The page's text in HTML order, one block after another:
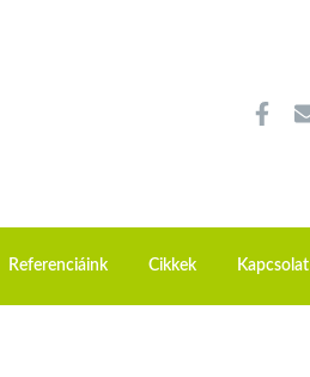
Referenciáink Cikkek Kapcsolat